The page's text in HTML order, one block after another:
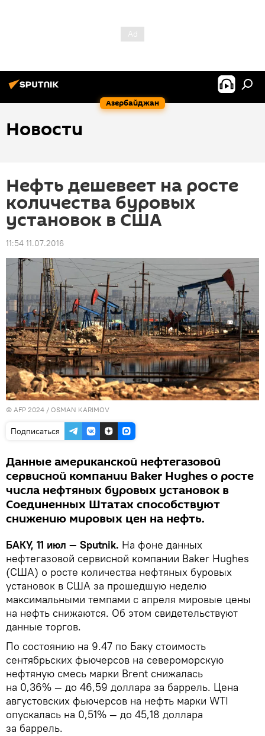
Азербайджан
Новости
Нефть дешевеет на росте
количества буровых
установок в США
11:54 11.07.2016
© AFP 2024 / OSMAN KARIMOV
Подписаться
Данные американской нефтегазовой
сервисной компании Baker Hughes о росте
числа нефтяных буровых установок в
Соединенных Штатах способствуют
снижению мировых цен на нефть.
БАКУ, 11 июл — Sputnik. На фоне данных
нефтегазовой сервисной компании Baker Hughes
(США) о росте количества нефтяных буровых
установок в США за прошедшую неделю
максимальными темпами с апреля мировые цены
на нефть снижаются. Об этом свидетельствуют
данные торгов.
По состоянию на 9.47 по Баку стоимость
сентябрьских фьючерсов на североморскую
нефтяную смесь марки Brent снижалась
на 0,36% — до 46,59 доллара за баррель. Цена
августовских фьючерсов на нефть марки WTI
опускалась на 0,51% — до 45,18 доллара
за баррель.